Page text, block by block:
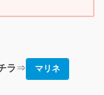
ラ ⇒ マリネ